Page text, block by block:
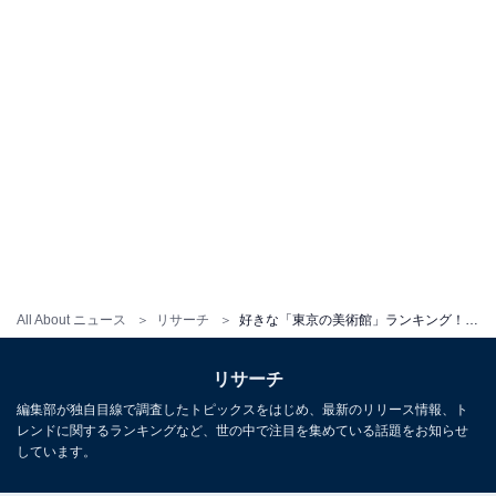
All About ニュース リサーチ
リサーチ
編集部が独自目線で調査したトピックスをはじめ、最新のリリース情報、ト
レンドに関するランキングなど、世の中で注目を集めている話題をお知らせ
しています。